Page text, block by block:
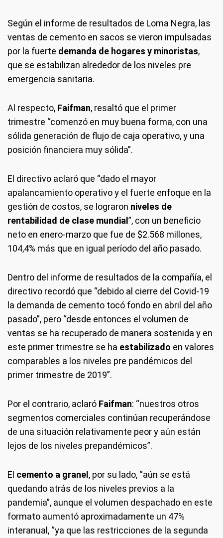
Según el informe de resultados de Loma Negra, las
ventas de cemento en sacos se vieron impulsadas
por la fuerte demanda de hogares y minoristas,
que se estabilizan alrededor de los niveles pre
emergencia sanitaria.
Al respecto, Faifman, resaltó que el primer
trimestre “comenzó en muy buena forma, con una
sólida generación de flujo de caja operativo, y una
posición financiera muy sólida”.
El directivo aclaró que “dado el mayor
apalancamiento operativo y el fuerte enfoque en la
gestión de costos, se lograron niveles de
rentabilidad de clase mundial ”, con un beneficio
neto en enero-marzo que fue de $2.568 millones,
104,4% más que en igual período del año pasado.
Dentro del informe de resultados de la compañía, el
directivo recordó que “debido al cierre del Covid-19
la demanda de cemento tocó fondo en abril del año
pasado”, pero “desde entonces el volumen de
ventas se ha recuperado de manera sostenida y en
este primer trimestre se ha estabilizado en valores
comparables a los niveles pre pandémicos del
primer trimestre de 2019”.
Por el contrario, aclaró Faifman: “nuestros otros
segmentos comerciales continúan recuperándose
de una situación relativamente peor y aún están
lejos de los niveles prepandémicos”.
El cemento a granel , por su lado, “aún se está
quedando atrás de los niveles previos a la
pandemia”, aunque el volumen despachado en este
formato aumentó aproximadamente un 47%
interanual, “ya que las restricciones de la segunda